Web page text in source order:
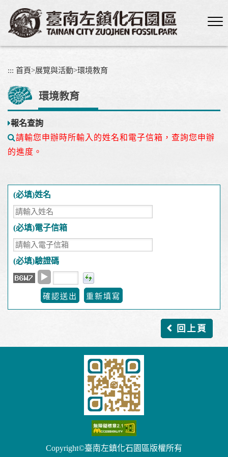
內
::: 首頁>展覽與活動>環境教育
環境教育
報名查詢
請輸您申辦時所輸入的姓名和電子信箱，查詢您申辦
的進度。
(必填)姓名
(必填)電子信箱
(必填)驗證碼
▶
回上頁
Copyright©臺南左鎮化石園區版權所有